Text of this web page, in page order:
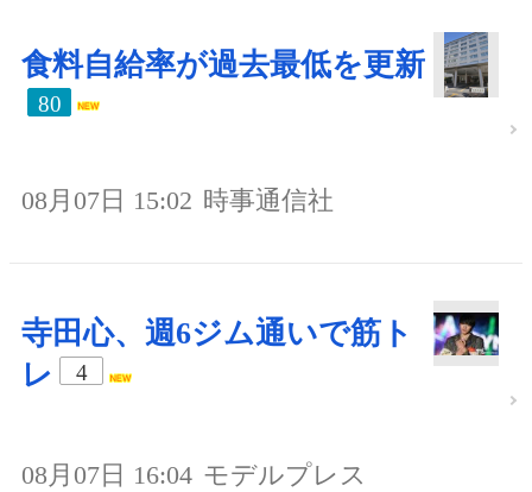
食料自給率が過去最低を更新
80
08月07日 15:02 時事通信社
寺田心、週6ジム通いで筋ト
レ
4
08月07日 16:04 モデルプレス